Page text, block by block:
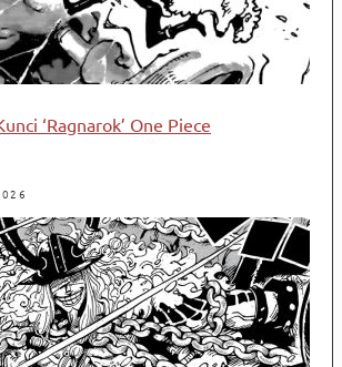
‘Ragnarok’ One Piece